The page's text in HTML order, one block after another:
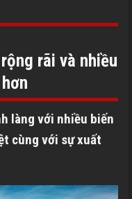
rãi và nhiều
làng với nhiều biến
cùng với sự xuất